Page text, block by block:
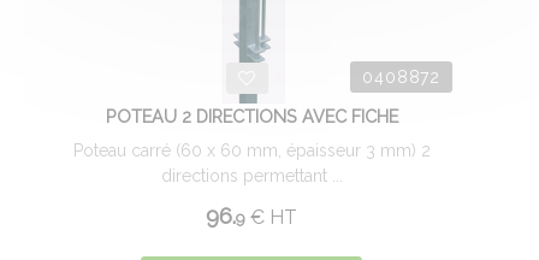
0408872
POTEAU 2 DIRECTIONS AVEC FICHE
Poteau carré (60 x 60 mm, épaisseur 3 mm) 2
directions permettant ...
96.9 € HT